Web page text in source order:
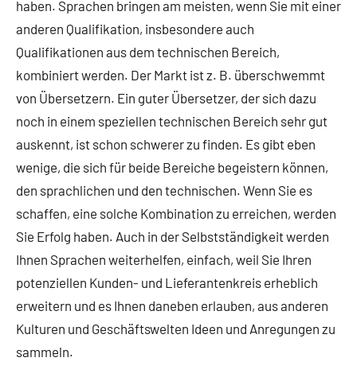
haben. Sprachen bringen am meisten, wenn Sie mit einer
anderen Qualifikation, insbesondere auch
Qualifikationen aus dem technischen Bereich,
kombiniert werden. Der Markt ist z. B. überschwemmt
von Übersetzern. Ein guter Übersetzer, der sich dazu
noch in einem speziellen technischen Bereich sehr gut
auskennt, ist schon schwerer zu finden. Es gibt eben
wenige, die sich für beide Bereiche begeistern können,
den sprachlichen und den technischen. Wenn Sie es
schaffen, eine solche Kombination zu erreichen, werden
Sie Erfolg haben. Auch in der Selbstständigkeit werden
Ihnen Sprachen weiterhelfen, einfach, weil Sie Ihren
potenziellen Kunden- und Lieferantenkreis erheblich
erweitern und es Ihnen daneben erlauben, aus anderen
Kulturen und Geschäftswelten Ideen und Anregungen zu
sammeln.